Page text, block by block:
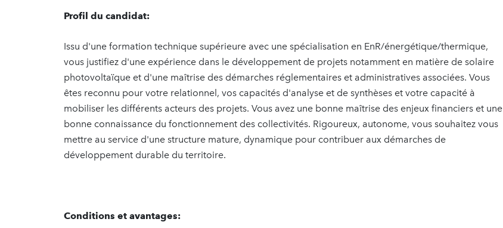
Profil du candidat:
Issu d'une formation technique supérieure avec une spécialisation en EnR/énergétique/thermique,
vous justifiez d'une expérience dans le développement de projets notamment en matière de solaire
photovoltaïque et d'une maîtrise des démarches réglementaires et administratives associées. Vous
êtes reconnu pour votre relationnel, vos capacités d'analyse et de synthèses et votre capacité à
mobiliser les différents acteurs des projets. Vous avez une bonne maîtrise des enjeux financiers et une
bonne connaissance du fonctionnement des collectivités. Rigoureux, autonome, vous souhaitez vous
mettre au service d'une structure mature, dynamique pour contribuer aux démarches de
développement durable du territoire.
Conditions et avantages: